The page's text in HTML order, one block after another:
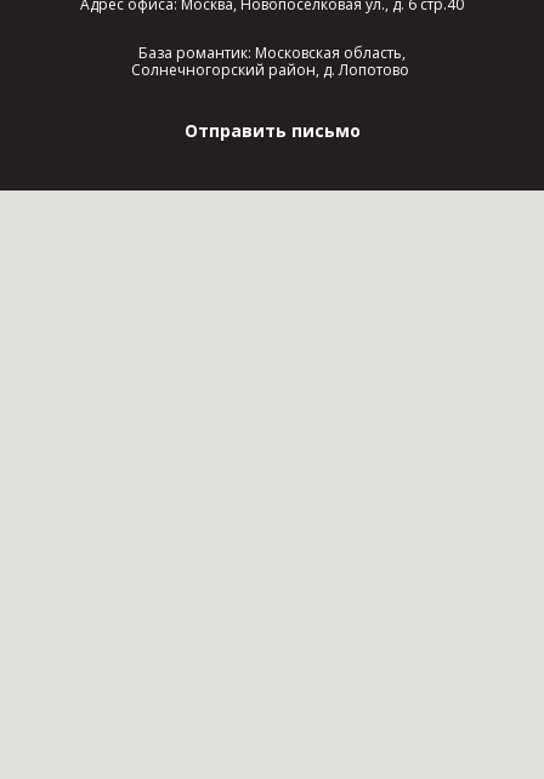
База романтик: Московская область,
Солнечногорский район, д. Лопотово
Отправить письмо